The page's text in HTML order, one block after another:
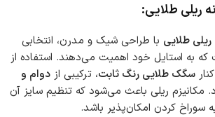
ریلی طلایی:
طلایی با طراحی شیک و مدرن، انتخابی
که به استایل خود اهمیت می‌دهند. استفاده از
سگک طلایی رنگ ثابت، ترکیبی از دوام و
مکانیزم ریلی باعث می‌شود که تنظیم سایز آن
سوراخ کردن امکان‌پذیر باشد.